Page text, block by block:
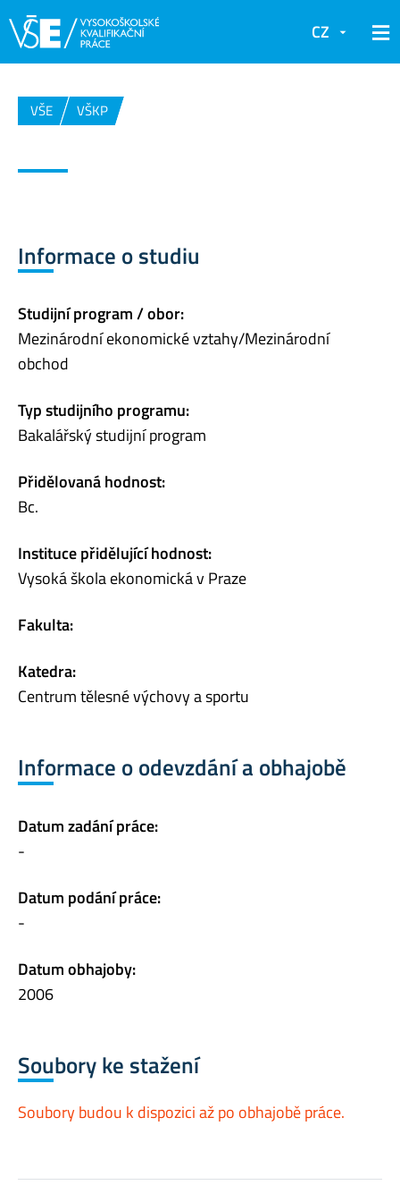
CZ
VŠE VŠKP
Informace o studiu
Studijní program / obor:
Mezinárodní ekonomické vztahy/Mezinárodní
obchod
Typ studijního programu:
Bakalářský studijní program
Přidělovaná hodnost:
Bc.
Instituce přidělující hodnost:
Vysoká škola ekonomická v Praze
Fakulta:
Katedra:
Centrum tělesné výchovy a sportu
Informace o odevzdání a obhajobě
Datum zadání práce:
-
Datum podání práce:
-
Datum obhajoby:
2006
Soubory ke stažení
Soubory budou k dispozici až po obhajobě práce.